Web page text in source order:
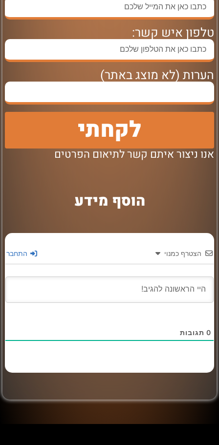
טלפון איש קשר:
הערות (לא מוצג באתר)
לקחתי
אנו ניצור איתם קשר לתיאום הפרטים
הוסף מידע
הצטרף כמנוי התחבר
0 תגובות